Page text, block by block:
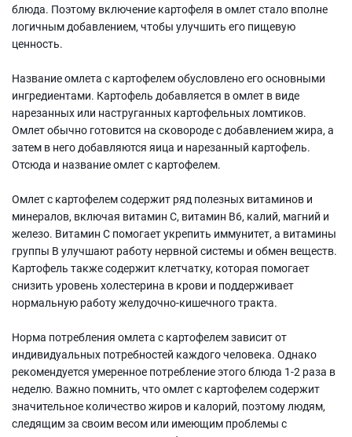
блюда. Поэтому включение картофеля в омлет стало вполне
логичным добавлением, чтобы улучшить его пищевую
ценность.
Название омлета с картофелем обусловлено его основными
ингредиентами. Картофель добавляется в омлет в виде
нарезанных или наструганных картофельных ломтиков.
Омлет обычно готовится на сковороде с добавлением жира, а
затем в него добавляются яица и нарезанный картофель.
Отсюда и название омлет с картофелем.
Омлет с картофелем содержит ряд полезных витаминов и
минералов, включая витамин С, витамин В6, калий, магний и
железо. Витамин С помогает укрепить иммунитет, а витамины
группы В улучшают работу нервной системы и обмен веществ.
Картофель также содержит клетчатку, которая помогает
снизить уровень холестерина в крови и поддерживает
нормальную работу желудочно-кишечного тракта.
Норма потребления омлета с картофелем зависит от
индивидуальных потребностей каждого человека. Однако
рекомендуется умеренное потребление этого блюда 1-2 раза в
неделю. Важно помнить, что омлет с картофелем содержит
значительное количество жиров и калорий, поэтому людям,
следящим за своим весом или имеющим проблемы с